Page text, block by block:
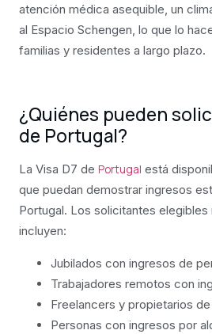
atención médica asequible, un
al Espacio Schengen, lo que lo
familias y residentes a largo plazo.
¿Quiénes pueden
de Portugal?
La Visa D7 de Portugal está
que puedan demostrar ingresos
Portugal. Los solicitantes elegibles
incluyen:
Jubilados con ingresos de
Trabajadores remotos con
Freelancers y propietarios
Personas con ingresos por